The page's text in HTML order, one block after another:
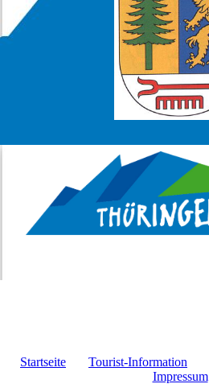
Startseite Tourist-Information
Impressum